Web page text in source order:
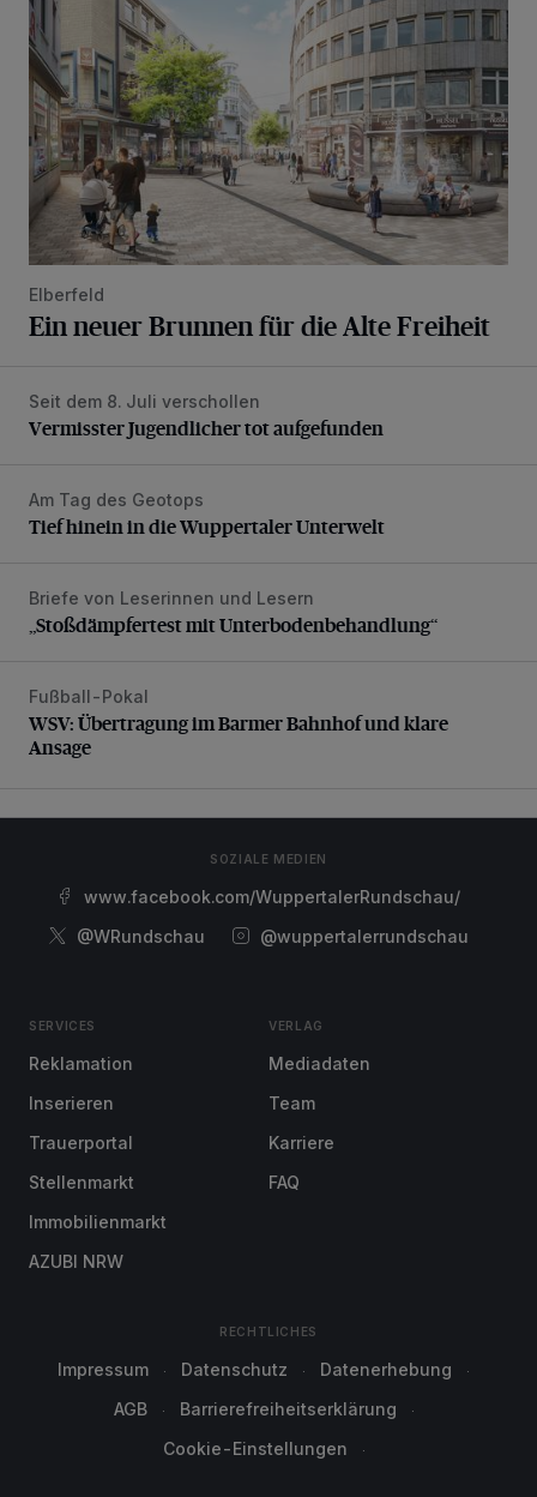
Elberfeld
Ein neuer Brunnen für die Alte Freiheit
Vermisster Jugendlicher tot aufgefunden
Seit dem 8. Juli verschollen
Vermisster Jugendlicher tot aufgefunden
Tief hinein in die Wuppertaler Unterwelt
Am Tag des Geotops
Tief hinein in die Wuppertaler Unterwelt
„Stoßdämpfertest mit Unterbodenbehandlung“
Briefe von Leserinnen und Lesern
„Stoßdämpfertest mit Unterbodenbehandlung“
WSV: Übertragung im Barmer Bahnhof und klare Ansage
Fußball-Pokal
WSV: Übertragung im Barmer Bahnhof und klare
Ansage
SOZIALE MEDIEN
www.facebook.com/WuppertalerRundschau/
@WRundschau
@wuppertalerrundschau
SERVICES
Reklamation
Inserieren
Trauerportal
Stellenmarkt
Immobilienmarkt
AZUBI NRW
VERLAG
Mediadaten
Team
Karriere
FAQ
RECHTLICHES
Impressum Datenschutz
Datenerhebung
AGB
Barrierefreiheitserklärung
Cookie-Einstellungen